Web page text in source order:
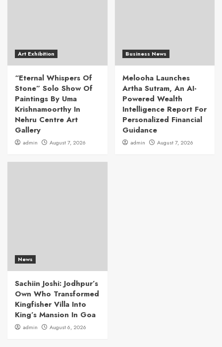
Art Exhibition
“Eternal Whispers Of
Stone” Solo Show Of
Paintings By Uma
Krishnamoorthy In
Nehru Centre Art
Gallery
admin August 7, 2026
Business News
Melooha Launches
Artha Sutram, An AI-
Powered Wealth
Intelligence Report For
Personalized Financial
Guidance
admin August 7, 2026
News
Sachiin Joshi: Jodhpur’s
Own Who Transformed
Kingfisher Villa Into
King’s Mansion In Goa
admin August 6, 2026